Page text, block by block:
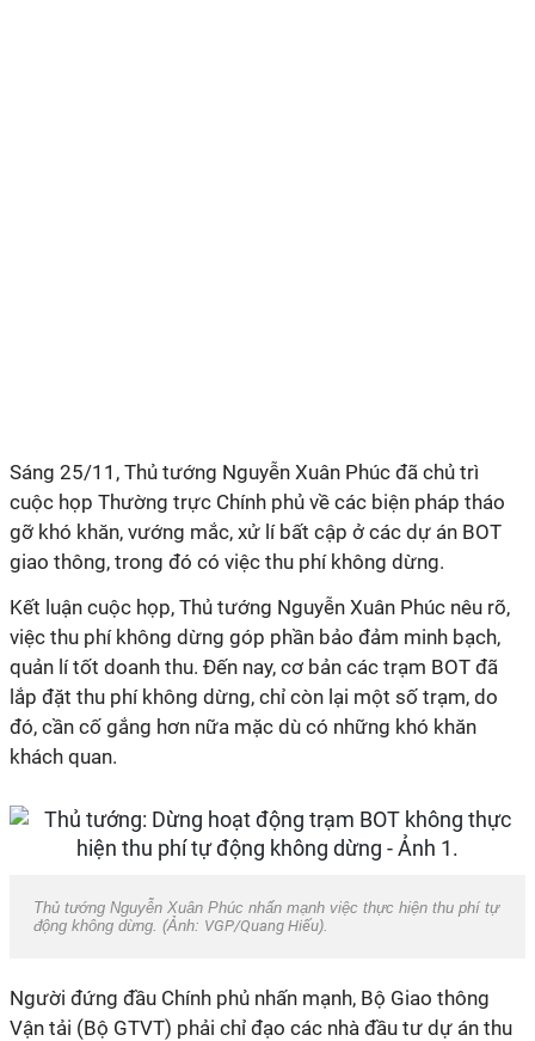
Sáng 25/11, Thủ tướng Nguyễn Xuân Phúc đã chủ trì
cuộc họp Thường trực Chính phủ về các biện pháp tháo
gỡ khó khăn, vướng mắc, xử lí bất cập ở các dự án BOT
giao thông, trong đó có việc thu phí không dừng.
Kết luận cuộc họp, Thủ tướng Nguyễn Xuân Phúc nêu rõ,
việc thu phí không dừng góp phần bảo đảm minh bạch,
quản lí tốt doanh thu. Đến nay, cơ bản các trạm BOT đã
lắp đặt thu phí không dừng, chỉ còn lại một số trạm, do
đó, cần cố gắng hơn nữa mặc dù có những khó khăn
khách quan.
Thủ tướng Nguyễn Xuân Phúc nhấn mạnh việc thực hiện thu phí tự
động không dừng. (Ảnh: VGP/Quang Hiếu).
Người đứng đầu Chính phủ nhấn mạnh, Bộ Giao thông
Vận tải (Bộ GTVT) phải chỉ đạo các nhà đầu tư dự án thu